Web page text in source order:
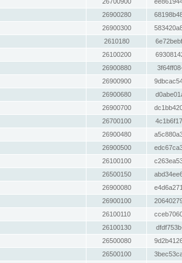
26900280
26900300
2610180
26100200
26900880
26900900
26900680
26900700
26700100
26900480
26900500
26100100
26500150
26900080
26900100
26100110
26100130
26500080
26500100